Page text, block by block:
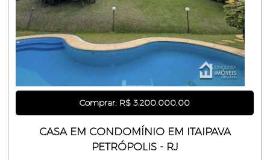
Comprar: R$ 3.200.000,00
CASA EM CONDOMÍNIO EM ITAIPAVA
PETRÓPOLIS - RJ